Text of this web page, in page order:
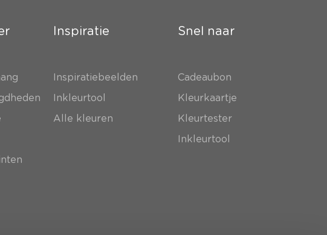
Inspiratie
Inspiratiebeelden
Inkleurtool
Alle kleuren
Snel naar
Cadeaubon
Kleurkaartje
Kleurtester
Inkleurtool